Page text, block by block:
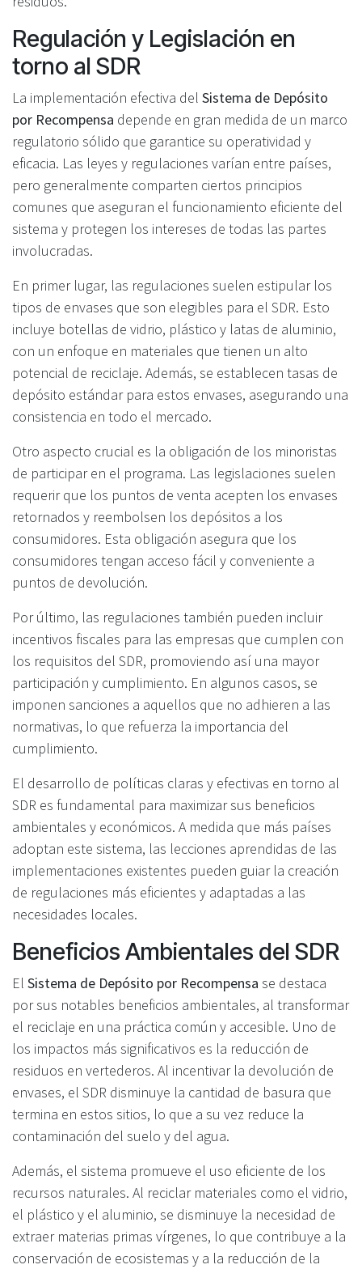
Regulación y Legislación en
torno al SDR
La implementación efectiva del Sistema de Depósito
por Recompensa depende en gran medida de un marco
regulatorio sólido que garantice su operatividad y
eficacia. Las leyes y regulaciones varían entre países,
pero generalmente comparten ciertos principios
comunes que aseguran el funcionamiento eficiente del
sistema y protegen los intereses de todas las partes
involucradas.
En primer lugar, las regulaciones suelen estipular los
tipos de envases que son elegibles para el SDR. Esto
incluye botellas de vidrio, plástico y latas de aluminio,
con un enfoque en materiales que tienen un alto
potencial de reciclaje. Además, se establecen tasas de
depósito estándar para estos envases, asegurando una
consistencia en todo el mercado.
Otro aspecto crucial es la obligación de los minoristas
de participar en el programa. Las legislaciones suelen
requerir que los puntos de venta acepten los envases
retornados y reembolsen los depósitos a los
consumidores. Esta obligación asegura que los
consumidores tengan acceso fácil y conveniente a
puntos de devolución.
Por último, las regulaciones también pueden incluir
incentivos fiscales para las empresas que cumplen con
los requisitos del SDR, promoviendo así una mayor
participación y cumplimiento. En algunos casos, se
imponen sanciones a aquellos que no adhieren a las
normativas, lo que refuerza la importancia del
cumplimiento.
El desarrollo de políticas claras y efectivas en torno al
SDR es fundamental para maximizar sus beneficios
ambientales y económicos. A medida que más países
adoptan este sistema, las lecciones aprendidas de las
implementaciones existentes pueden guiar la creación
de regulaciones más eficientes y adaptadas a las
necesidades locales.
Beneficios Ambientales del SDR
El Sistema de Depósito por Recompensa se destaca
por sus notables beneficios ambientales, al transformar
el reciclaje en una práctica común y accesible. Uno de
los impactos más significativos es la reducción de
residuos en vertederos. Al incentivar la devolución de
envases, el SDR disminuye la cantidad de basura que
termina en estos sitios, lo que a su vez reduce la
contaminación del suelo y del agua.
Además, el sistema promueve el uso eficiente de los
recursos naturales. Al reciclar materiales como el vidrio,
el plástico y el aluminio, se disminuye la necesidad de
extraer materias primas vírgenes, lo que contribuye a la
conservación de ecosistemas y a la reducción de la